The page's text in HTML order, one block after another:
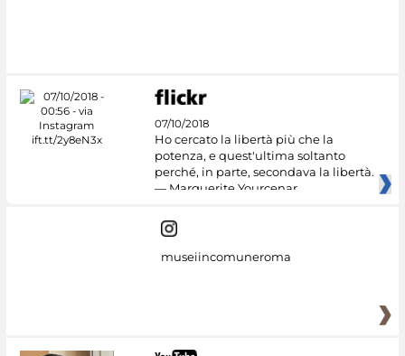
07/10/2018
Ho cercato la libertà più che la
potenza, e quest'ultima soltanto
perché, in parte, secondava la libertà.
— Marguerite Yourcenar
museiincomuneroma